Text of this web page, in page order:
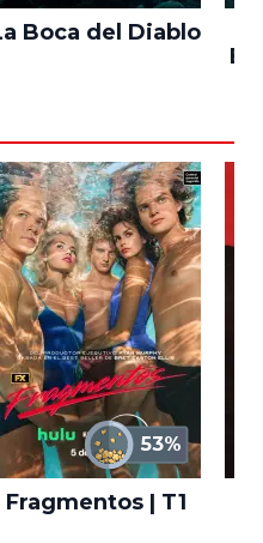
Boca del Diablo
53%
Fragmentos | T1